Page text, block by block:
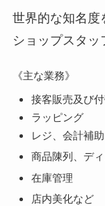
世界的な知名度
ショップスタッ
《主な業務》
接客販売及び
ラッピング
レジ、会計補助
商品陳列、デ
在庫管理
店内美化など